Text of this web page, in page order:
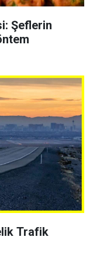
Şeflerin
Trafik